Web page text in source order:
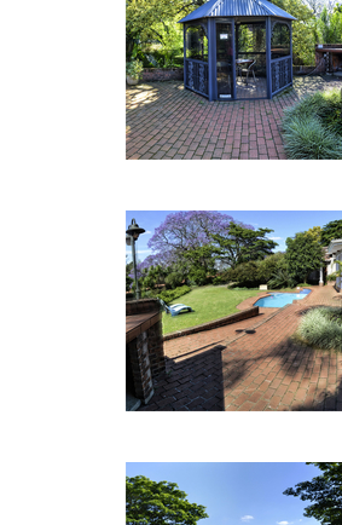
Anfrage erhältlich
• Ein großer Parkplatz steht
automatischen Tor zur
• Ein Schwimmbad befindet sich
gepflasterten Grillplatz und
auf Anfrage erhältlich)
Ein komplettes englisches,
gesundes Frühstück wird jeden
gepackten Frühstück oder
frühe Abreise serviert.
Mahlzeiten und Gerichte mit Diät
vorheriger Absprache serviert
die Schlusszeit für das
während der Woche und 8 - 9.30
Wochenenden und Feiertagen.